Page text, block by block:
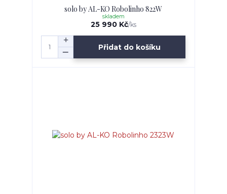
solo by AL-KO Robolinho 822W
25 990 Kč/ks
skladem
Přidat do košíku